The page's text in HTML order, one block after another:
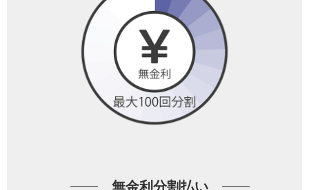
無金利分割払い